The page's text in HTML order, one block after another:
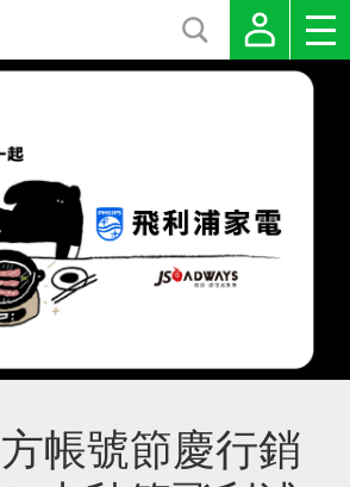
帳號節慶行銷